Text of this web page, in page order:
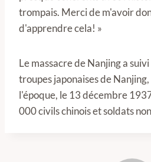
trompais. Merci de m'avoir
d'apprendre cela! »
Le massacre de Nanjing a
troupes japonaises de
l'époque, le 13 décembre
000 civils chinois et soldats